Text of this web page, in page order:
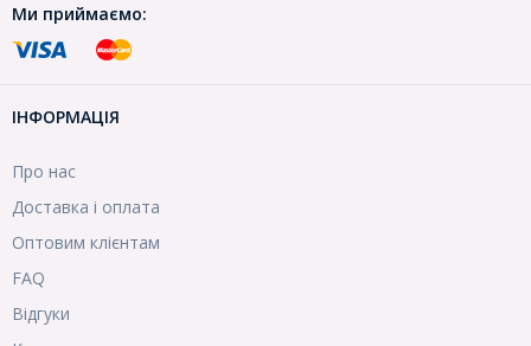
Ми приймаємо:
ІНФОРМАЦІЯ
Про нас
Доставка і оплата
Оптовим клієнтам
FAQ
Відгуки